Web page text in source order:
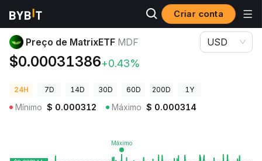
Criar conta
Preços de Criptomoedas Preço de MatrixETF MDF
Preço de MatrixETF MDF
$0.00031386+0.43%
USD
24H 7D 14D 30D 60D 200D 1Y
Mínimo $ 0.000312 Máximo $ 0.000314